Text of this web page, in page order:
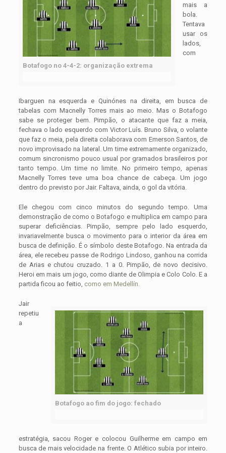
Botafogo no 4-4-2: organização extrema
mais a
bola.
Tentava
usar os
lados,
com
Ibarguen na esquerda e Quinónes na direita, em busca de
tabelas com Macnelly Torres mais ao meio. Mas o Botafogo
sabe se proteger bem. Pimpão, o atacante que faz a meia,
fechava o lado esquerdo com Victor Luís. Bruno Silva, o volante
que faz o meia, pela direita colaborava com Emerson Santos, de
novo improvisado na lateral. Um time extremamente organizado,
comum sincronismo pouco usual por gramados brasileiros por
tanto tempo. Um time no limite. No primeiro tempo, apenas
Macnelly Torres teve uma boa chance de cabeça. Um jogo
dentro do previsto por Jair. Faltava, ainda, o gol da vitória.
Ele chegou com cinco minutos do segundo tempo. Uma
demonstração de como o Botafogo e multiplica em campo para
superar deficiências. Pimpão, sempre pelo lado esquerdo,
invariavelmente busca o movimento para o interior da área em
busca de definição. É o símbolo deste Botafogo. Na entrada da
área, ele recebeu passe de Rodrigo Lindoso, ganhou na corrida
de Arias e chutou cruzado. 1 a 0. Pimpão, de novo decisivo.
Heroi em mais um jogo, como diante de Olimpia e Colo Colo. E a
partida ficou ao feitio, como em Medellín.
Botafogo ao fim do jogo: fechado
Jair
repetiu
a
estratégia, sacou Roger e colocou Guilherme em campo em
busca de mais velocidade na frente. O Atlético subia por inteiro.